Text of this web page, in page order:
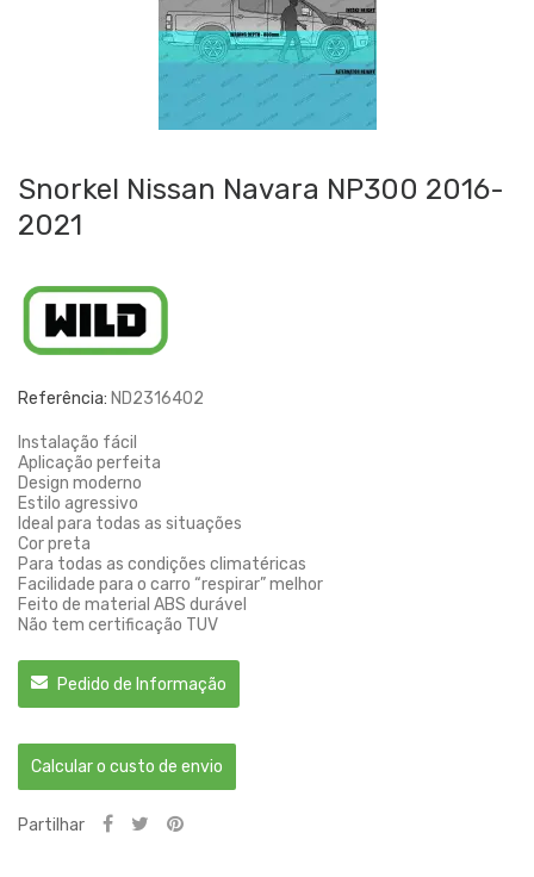
Snorkel Nissan Navara NP300 2016-
2021
Referência: ND2316402
Instalação fácil
Aplicação perfeita
Design moderno
Estilo agressivo
Ideal para todas as situações
Cor preta
Para todas as condições climatéricas
Facilidade para o carro “respirar” melhor
Feito de material ABS durável
Não tem certificação TUV
Pedido de Informação
Calcular o custo de envio
Partilhar